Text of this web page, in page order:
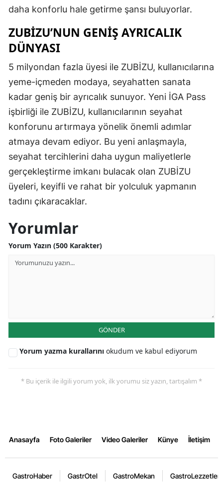
daha konforlu hale getirme şansı buluyorlar.
ZUBİZU’NUN GENIŞ AYRICALIK
DÜNYASI
5 milyondan fazla üyesi ile ZUBİZU, kullanıcılarına
yeme-içmeden modaya, seyahatten sanata
kadar geniş bir ayrıcalık sunuyor. Yeni İGA Pass
işbirliği ile ZUBİZU, kullanıcılarının seyahat
konforunu artırmaya yönelik önemli adımlar
atmaya devam ediyor. Bu yeni anlaşmayla,
seyahat tercihlerini daha uygun maliyetlerle
gerçekleştirme imkanı bulacak olan ZUBİZU
üyeleri, keyifli ve rahat bir yolculuk yapmanın
tadını çıkaracaklar.
Yorumlar
Yorum Yazın (500 Karakter)
GÖNDER
Yorum yazma kurallarını okudum ve kabul ediyorum
* Bu içerik ile ilgili yorum yok, ilk yorumu siz yazın, tartışalım *
Anasayfa Foto Galeriler Video Galeriler Künye İletişim
GastroHaber GastrOtel GastroMekan GastroLezzetler